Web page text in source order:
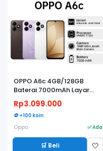
OPPO A6c 4GB/128GB
Baterai 7000mAh Layar
120Hz
Rp3.099.000
🪙 +100 koin
Oppo ✅ Ada
🛒 Beli 🤍